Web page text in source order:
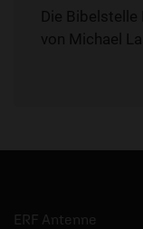
Die
von Michael
ERF Antenne